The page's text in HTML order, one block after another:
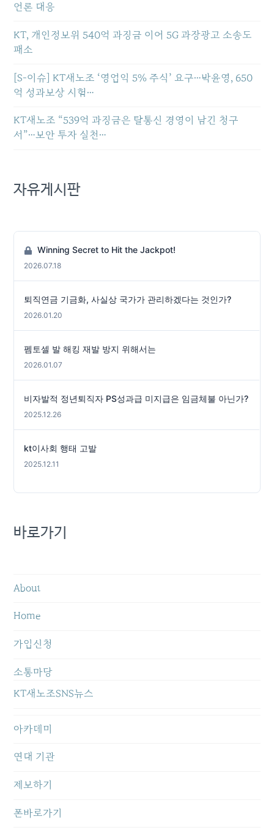
언론 대응
KT, 개인정보위 540억 과징금 이어 5G 과장광고 소송도
패소
[S-이슈] KT새노조 ‘영업익 5% 주식’ 요구…박윤영, 650
억 성과보상 시험…
KT새노조 “539억 과징금은 탈통신 경영이 남긴 청구
서”…보안 투자 실천…
자유게시판
Winning Secret to Hit the Jackpot!
2026.07.18
퇴직연금 기금화, 사실상 국가가 관리하겠다는 것인가?
2026.01.20
펨토셀 발 해킹 재발 방지 위해서는
2026.01.07
비자발적 정년퇴직자 PS성과급 미지급은 임금체불 아닌가?
2025.12.26
kt이사회 행태 고발
2025.12.11
바로가기
About
Home
가입신청
소통마당
KT새노조SNS뉴스
아카데미
연대 기관
제보하기
폰바로가기